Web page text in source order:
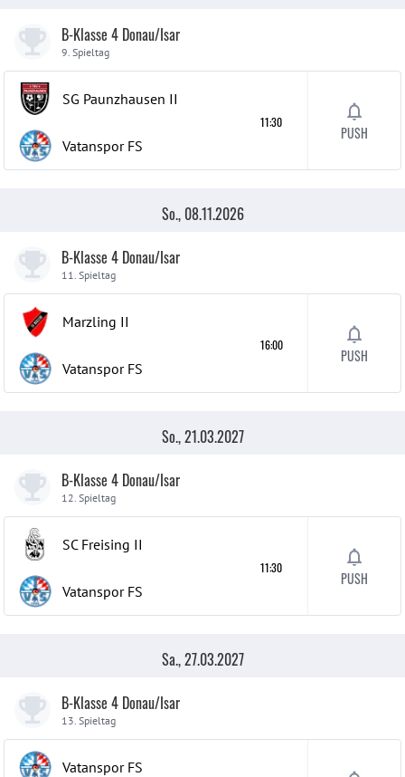
B-Klasse 4 Donau/Isar
9. Spieltag
SG Paunzhausen II
Vatanspor FS
11:30
PUSH
So., 08.11.2026
B-Klasse 4 Donau/Isar
11. Spieltag
Marzling II
Vatanspor FS
16:00
PUSH
So., 21.03.2027
B-Klasse 4 Donau/Isar
12. Spieltag
SC Freising II
Vatanspor FS
11:30
PUSH
Sa., 27.03.2027
B-Klasse 4 Donau/Isar
13. Spieltag
Vatanspor FS